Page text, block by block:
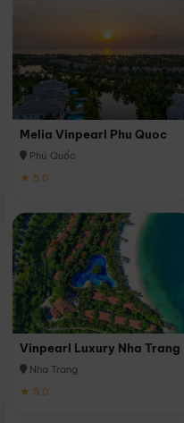
Melia Vinpearl Phu Quoc
Phú Quốc
★ 5.0
Vinpearl Luxury Nha Trang
Nha Trang
★ 5.0